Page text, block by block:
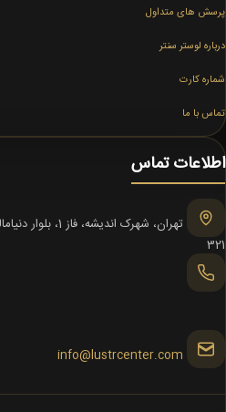
پرسش های متداول
درباره لوستر سنتر
شماره کارت
تماس با ما
اطلاعات تماس
تهران، شهرک
321
info@lustrcenter.com